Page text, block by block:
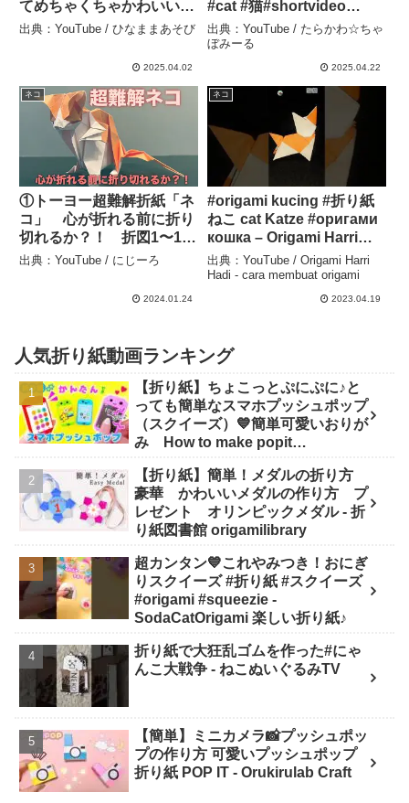
てめちゃくちゃかわいい
よ！ #cat #おりがみ #折
#origami #diy #工作
なままあそび
出典：YouTube / ひなままあそび
2025.04.02
#cat #猫#shortvideo
#shorts #猫のいる生活
#short #ねこ #保護猫 – た
らかわ☆ちゃぼみーる
出典：YouTube / たらかわ☆ちゃ
ぼみーる
2025.04.22
ネコ
①トーヨー超難解折紙「ネ
コ」 心が折れる前に折り
切れるか？！ 折図1〜12
– にじーろ
出典：YouTube / にじーろ
2024.01.24
ネコ
#origami kucing #折り紙
ねこ cat Katze #оригами
кошка – Origami Harri
Hadi – cara membuat
origami
出典：YouTube / Origami Harri
Hadi - cara membuat origami
2023.04.19
人気折り紙動画ランキング
【折り紙】ちょこっとぷにぷに♪と
っても簡単なスマホプッシュポップ
（スクイーズ）💙簡単可愛いおりが
み How to make popit
SodaCatOrigami 楽しい折り紙♪
【折り紙】簡単！メダルの折り方
豪華 かわいいメダルの作り方 プ
レゼント オリンピックメダル - 折
り紙図書館 origamilibrary
超カンタン💙これやみつき！おにぎ
りスクイーズ #折り紙 #スクイーズ
#origami #squeezie -
SodaCatOrigami 楽しい折り紙♪
折り紙で大狂乱ゴムを作った#にゃ
んこ大戦争 - ねこぬいぐるみTV
【簡単】ミニカメラ📸プッシュポッ
プの作り方 可愛いプッシュポップ
折り紙 POP IT - Orukirulab Craft